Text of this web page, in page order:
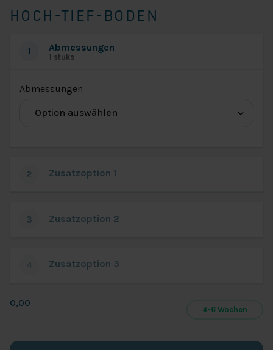
HOCH-TIEF-BODEN
1 Abmessungen
1 stuks
Abmessungen
Abmessungen
2 Zusatzoption 1
3 Zusatzoption 2
4 Zusatzoption 3
0,00
4-6 Wochen